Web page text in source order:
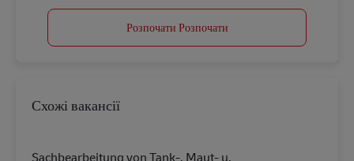
Розпочати Розпочати
Схожі вакансії
Sachbearbeitung von Tank-, Maut- u.